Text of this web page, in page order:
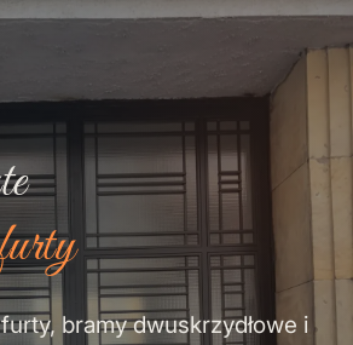
bramy dwuskrzydłowe i